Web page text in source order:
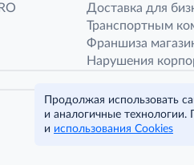
Доставка для
Транспортным
Франшиза
Нарушения
Продолжая использовать
и аналогичные
и использования Cookies